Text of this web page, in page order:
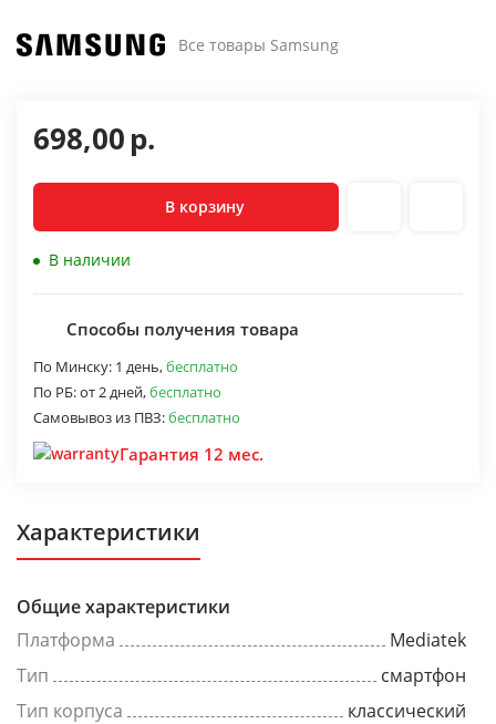
Все товары Samsung
698,00р.
В корзину
В наличии
Способы получения товара
По Минску: 1 день,бесплатно
По РБ:от 2 дней,бесплатно
Самовывоз из ПВЗ:бесплатно
Гарантия 12 мес.
Характеристики
Общие характеристики
Платформа
Mediatek
Тип
смартфон
Тип корпуса
классический